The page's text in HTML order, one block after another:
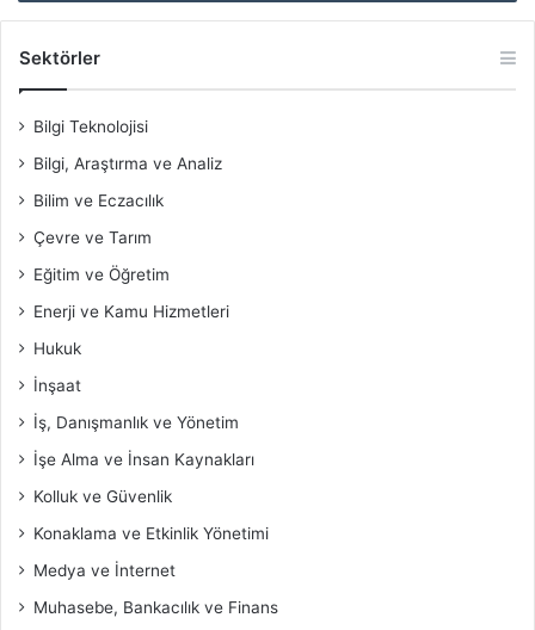
Sektörler
Bilgi Teknolojisi
Bilgi, Araştırma ve Analiz
Bilim ve Eczacılık
Çevre ve Tarım
Eğitim ve Öğretim
Enerji ve Kamu Hizmetleri
Hukuk
İnşaat
İş, Danışmanlık ve Yönetim
İşe Alma ve İnsan Kaynakları
Kolluk ve Güvenlik
Konaklama ve Etkinlik Yönetimi
Medya ve İnternet
Muhasebe, Bankacılık ve Finans